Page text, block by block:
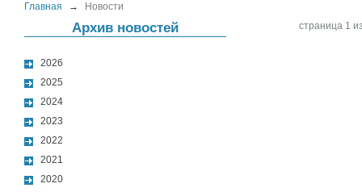
Главная → Новости
Архив новостей
2026
2025
2024
2023
2022
2021
2020
страница 1